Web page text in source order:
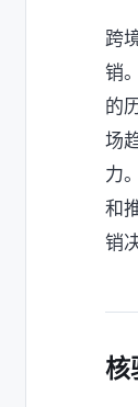
跨
销
的
场
力
和
销
核